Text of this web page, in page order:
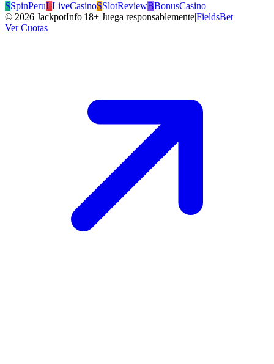
SSpinPeruLLiveCasinoSSlotReviewBBonusCasino
© 2026 JackpotInfo|18+ Juega responsablemente|FieldsBet
Ver Cuotas